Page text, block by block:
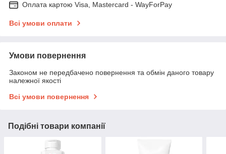
Оплата картою Visa, Mastercard - WayForPay
Всі умови оплати
Умови повернення
Законом не передбачено повернення та обмін даного товару
належної якості
Всі умови повернення
Подібні товари компанії